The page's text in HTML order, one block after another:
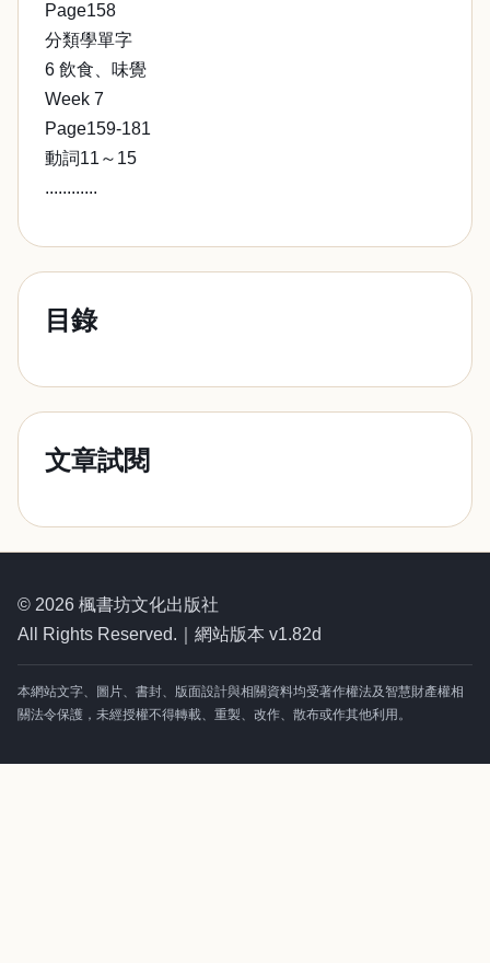
Page158
分類學單字
6 飲食、味覺
Week 7
Page159-181
動詞11～15
............
目錄
文章試閱
© 2026 楓書坊文化出版社
All Rights Reserved.｜網站版本 v1.82d
本網站文字、圖片、書封、版面設計與相關資料均受著作權法及智慧財產權相
關法令保護，未經授權不得轉載、重製、改作、散布或作其他利用。